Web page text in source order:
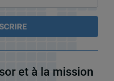
et à la mission